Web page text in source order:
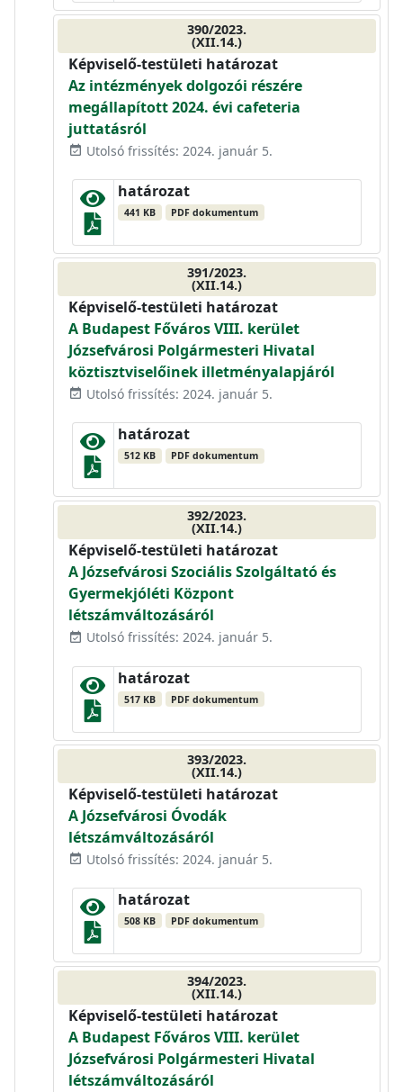
390/2023.
(XII.14.)
Képviselő-testületi határozat
Az intézmények dolgozói részére
megállapított 2024. évi cafeteria
juttatásról
event_available Utolsó frissítés: 2024. január 5.
határozat
441 KB PDF dokumentum
391/2023.
(XII.14.)
Képviselő-testületi határozat
A Budapest Főváros VIII. kerület
Józsefvárosi Polgármesteri Hivatal
köztisztviselőinek illetményalapjáról
event_available Utolsó frissítés: 2024. január 5.
határozat
512 KB PDF dokumentum
392/2023.
(XII.14.)
Képviselő-testületi határozat
A Józsefvárosi Szociális Szolgáltató és
Gyermekjóléti Központ
létszámváltozásáról
event_available Utolsó frissítés: 2024. január 5.
határozat
517 KB PDF dokumentum
393/2023.
(XII.14.)
Képviselő-testületi határozat
A Józsefvárosi Óvodák
létszámváltozásáról
event_available Utolsó frissítés: 2024. január 5.
határozat
508 KB PDF dokumentum
394/2023.
(XII.14.)
Képviselő-testületi határozat
A Budapest Főváros VIII. kerület
Józsefvárosi Polgármesteri Hivatal
létszámváltozásáról